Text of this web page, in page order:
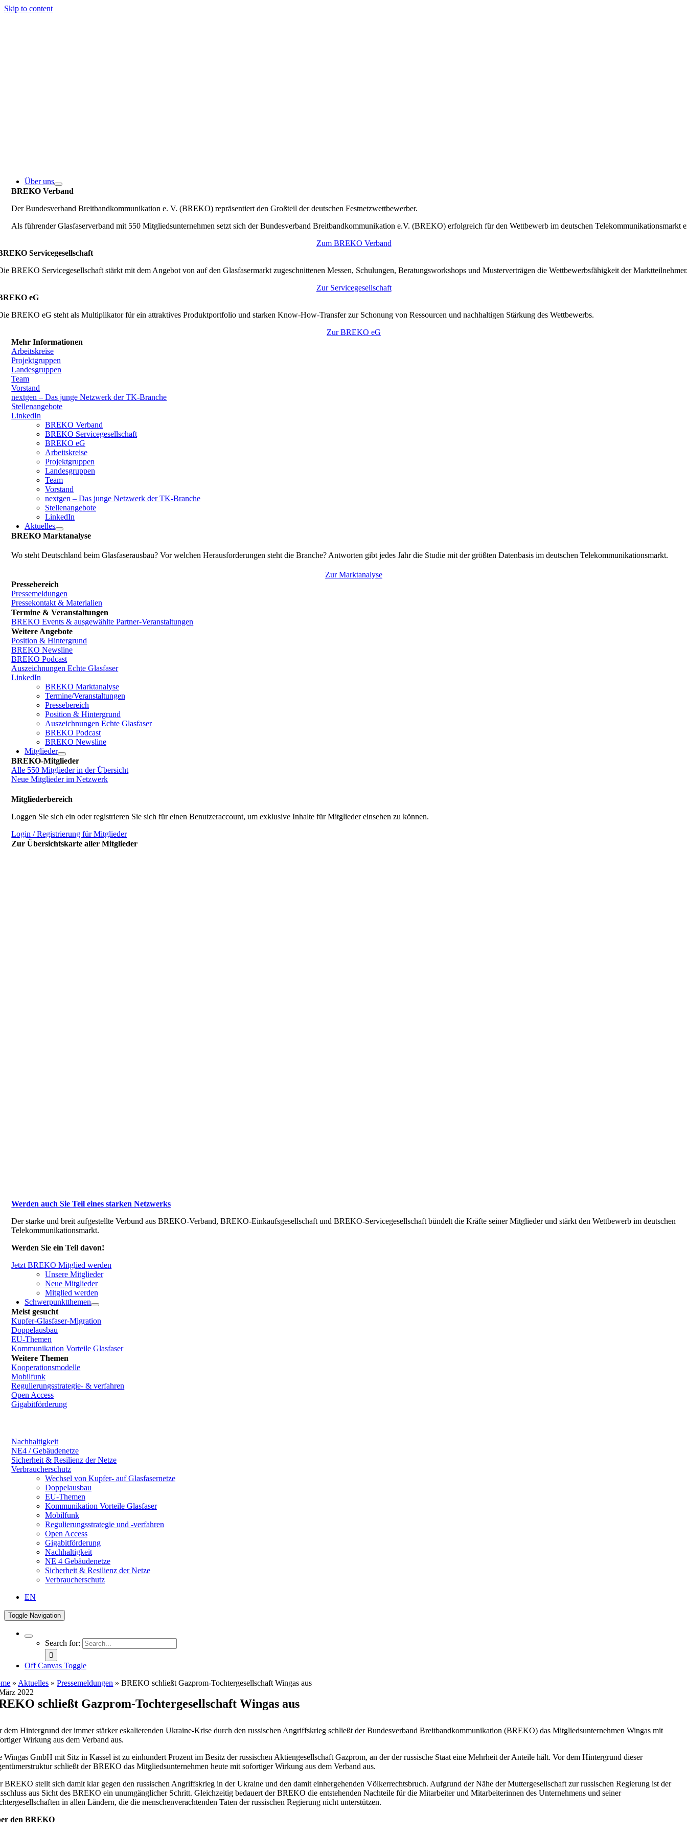
Skip to content
Über uns
BREKO Verband
Der Bundesverband Breitbandkommunikation e. V. (BREKO) repräsentiert den Großteil der deutschen Festnetzwettbewerber.
Als führender Glasfaserverband mit 550 Mitgliedsunternehmen setzt sich der Bundesverband Breitbandkommunikation e.V. (BREKO) erfolgreich für den Wettbewerb im deutschen Telekommunikationsmarkt
Zum BREKO Verband
Servicegesellschaft
BREKO Servicegesellschaft stärkt mit dem Angebot von auf den Glasfasermarkt zugeschnittenen Messen, Schulungen, Beratungsworkshops und Musterverträgen die Wettbewerbsfähigkeit der
Zur Servicegesellschaft
eG
BREKO eG steht als Multiplikator für ein attraktives Produktportfolio und starken Know-How-Transfer zur Schonung von Ressourcen und nachhaltigen Stärkung des Wettbewerbs.
Zur BREKO eG
Mehr Informationen
Arbeitskreise
Projektgruppen
Landesgruppen
Team
Vorstand
nextgen – Das junge Netzwerk der TK-Branche
Stellenangebote
LinkedIn
BREKO Verband
BREKO Servicegesellschaft
BREKO eG
Arbeitskreise
Projektgruppen
Landesgruppen
Team
Vorstand
nextgen – Das junge Netzwerk der TK-Branche
Stellenangebote
LinkedIn
Aktuelles
BREKO Marktanalyse
Wo steht Deutschland beim Glasfaserausbau? Vor welchen Herausforderungen steht die Branche? Antworten gibt jedes Jahr die Studie mit der größten Datenbasis im deutschen Telekommunikationsmarkt.
Zur Marktanalyse
Pressebereich
Pressemeldungen
Pressekontakt & Materialien
Termine & Veranstaltungen
BREKO Events & ausgewählte Partner-Veranstaltungen
Weitere Angebote
Position & Hintergrund
BREKO Newsline
BREKO Podcast
Auszeichnungen Echte Glasfaser
LinkedIn
BREKO Marktanalyse
Termine/Veranstaltungen
Pressebereich
Position & Hintergrund
Auszeichnungen Echte Glasfaser
BREKO Podcast
BREKO Newsline
Mitglieder
BREKO-Mitglieder
Alle 550 Mitglieder in der Übersicht
Neue Mitglieder im Netzwerk
Mitgliederbereich
Loggen Sie sich ein oder registrieren Sie sich für einen Benutzeraccount, um exklusive Inhalte für Mitglieder einsehen zu können.
Login / Registrierung für Mitglieder
Zur Übersichtskarte aller Mitglieder
Werden auch Sie Teil eines starken Netzwerks
Der starke und breit aufgestellte Verbund aus BREKO-Verband, BREKO-Einkaufsgesellschaft und BREKO-Servicegesellschaft bündelt die Kräfte seiner Mitglieder und stärkt den Wettbewerb im deutschen
Telekommunikationsmarkt.
Werden Sie ein Teil davon!
Jetzt BREKO Mitglied werden
Unsere Mitglieder
Neue Mitglieder
Mitglied werden
Schwerpunktthemen
Meist gesucht
Kupfer-Glasfaser-Migration
Doppelausbau
EU-Themen
Kommunikation Vorteile Glasfaser
Weitere Themen
Kooperationsmodelle
Mobilfunk
Regulierungsstrategie- & verfahren
Open Access
Gigabitförderung
Nachhaltigkeit
NE4 / Gebäudenetze
Sicherheit & Resilienz der Netze
Verbraucherschutz
Wechsel von Kupfer- auf Glasfasernetze
Doppelausbau
EU-Themen
Kommunikation Vorteile Glasfaser
Mobilfunk
Regulierungsstrategie und -verfahren
Open Access
Gigabitförderung
Nachhaltigkeit
NE 4 Gebäudenetze
Sicherheit & Resilienz der Netze
Verbraucherschutz
EN
Toggle Navigation
Search for:
Off Canvas Toggle
» Aktuelles »Pressemeldungen »BREKO schließt Gazprom-Tochtergesellschaft Wingas aus
2022
schließt Gazprom-Tochtergesellschaft Wingas aus
dem Hintergrund der immer stärker eskalierenden Ukraine-Krise durch den russischen Angriffskrieg schließt der Bundesverband Breitbandkommunikation (BREKO) das Mitgliedsunternehmen Wingas mit
Wirkung aus dem Verband aus.
Wingas GmbH mit Sitz in Kassel ist zu einhundert Prozent im Besitz der russischen Aktiengesellschaft Gazprom, an der der russische Staat eine Mehrheit der Anteile hält. Vor dem Hintergrund dieser
schließt der BREKO das Mitgliedsunternehmen heute mit sofortiger Wirkung aus dem Verband aus.
BREKO stellt sich damit klar gegen den russischen Angriffskrieg in der Ukraine und den damit einhergehenden Völkerrechtsbruch. Aufgrund der Nähe der Muttergesellschaft zur russischen Regierung ist der
aus Sicht des BREKO ein unumgänglicher Schritt. Gleichzeitig bedauert der BREKO die entstehenden Nachteile für die Mitarbeiter und Mitarbeiterinnen des Unternehmens und seiner
in allen Ländern, die die menschenverachtenden Taten der russischen Regierung nicht unterstützen.
den BREKO